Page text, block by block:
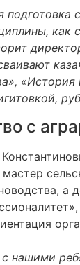
как
с
а
нашими